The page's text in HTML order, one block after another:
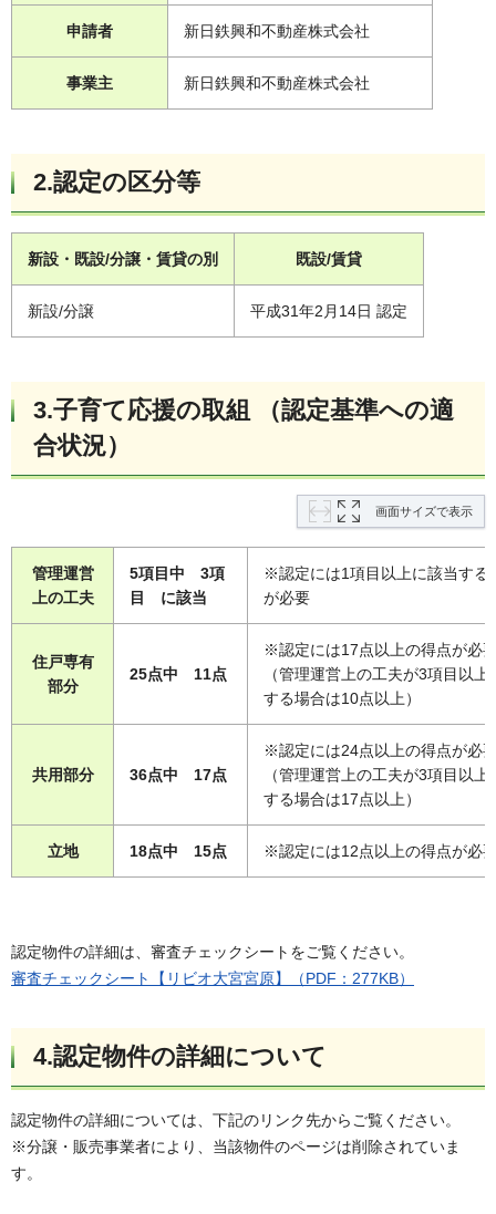
申請者 新日鉄興和不動産株式会社
事業主 新日鉄興和不動産株式会社
2.認定の区分等
新設・既設/分譲・賃貸の別 既設/賃貸
新設/分譲 平成31年2月14日 認定
3.子育て応援の取組 （認定基準への適
合状況）
画面サイズで表示
管理運営
上の工夫
5項目中 3項
目 に該当
※認定には1項目以上に該当する
が必要
住戸専有
部分
25点中 11点
※認定には17点以上の得点が必
（管理運営上の工夫が3項目以上
する場合は10点以上）
共用部分 36点中 17点
※認定には24点以上の得点が必
（管理運営上の工夫が3項目以上
する場合は17点以上）
立地 18点中 15点 ※認定には12点以上の得点が必
認定物件の詳細は、審査チェックシートをご覧ください。
審査チェックシート【リビオ大宮宮原】（PDF：277KB）
4.認定物件の詳細について
認定物件の詳細については、下記のリンク先からご覧ください。
※分譲・販売事業者により、当該物件のページは削除されていま
す。